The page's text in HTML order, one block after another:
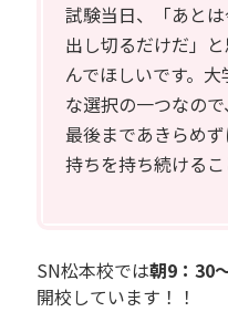
試験当日、「あと
出し切るだけだ」
んでほしいです。
な選択の一つなの
最後まであきらめ
持ちを持ち続けるこ
SN松本校では朝9：30
開校しています！！